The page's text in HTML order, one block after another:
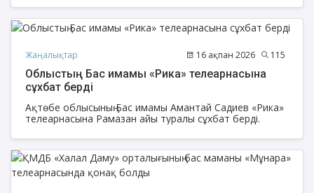
Жаңалықтар 16 ақпан 2026 115
Облыстың Бас имамы «Рика» телеарнасына
сұхбат берді
Ақтөбе облысының Бас имамы Амантай Садиев «Рика»
телеарнасына Рамазан айы туралы сұхбат берді.